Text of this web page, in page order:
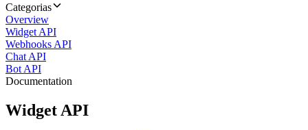
Categorias
Overview
Widget API
Webhooks API
Chat API
Bot API
Documentation
Widget API